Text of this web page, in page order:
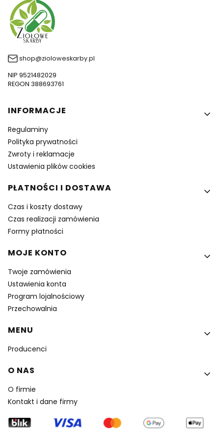
shop@zioloweskarby.pl
NIP 9521482029
REGON 388693761
Linki w stopce
INFORMACJE
Regulaminy
Polityka prywatności
Zwroty i reklamacje
Ustawienia plików cookies
PŁATNOŚCI I DOSTAWA
Czas i koszty dostawy
Czas realizacji zamówienia
Formy płatności
MOJE KONTO
Twoje zamówienia
Ustawienia konta
Program lojalnościowy
Przechowalnia
MENU
Producenci
O NAS
O firmie
Kontakt i dane firmy